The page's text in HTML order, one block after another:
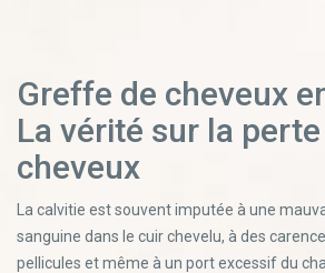
Greffe de cheveux
La vérité sur la
cheveux
La calvitie est souvent imputée à une
sanguine dans le cuir chevelu, à des
pellicules et même à un port excessif du